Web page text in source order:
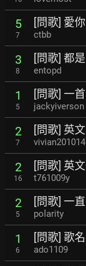
5
7
[問歌] 愛
ctbb
3
8
[問歌] 都
entopd
1
5
[問歌] 一
jackyiverson
2
7
[問歌] 英
vivian201014
2
16
[問歌] 英
t761009y
2
5
[問歌] 一
polarity
1
6
[問歌] 歌
ado1109